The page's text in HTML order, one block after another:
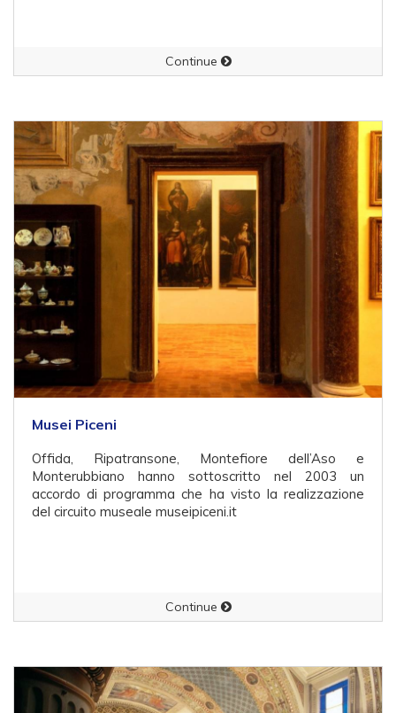
Continue
Musei Piceni
Offida, Ripatransone, Montefiore dell’Aso e
Monterubbiano hanno sottoscritto nel 2003 un
accordo di programma che ha visto la realizzazione
del circuito museale museipiceni.it
Continue